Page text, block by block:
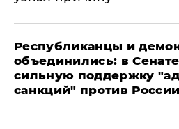
Республиканцы и
объединились: в
сильную поддержку
санкций" против России